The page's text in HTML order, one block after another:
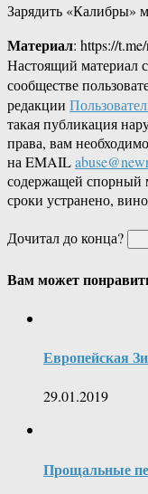
Зарядить «Калибры»
Материал: https://
Настоящий материал
сообществе
редакции
такая публикация
права, вам
на EMAIL
содержащей спорный
сроки устранено,
Дочитал до конца?
Вам может
Европейская
29.01.2019
Прощальные